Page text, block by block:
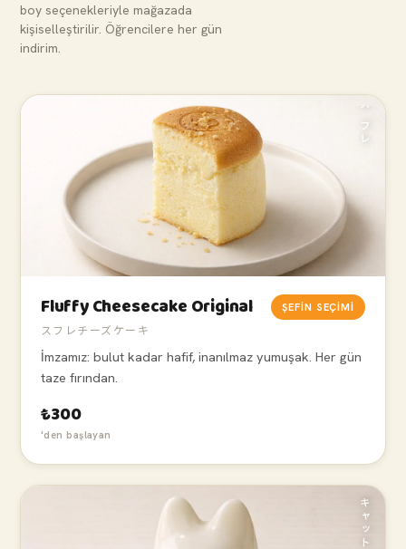
boy seçenekleriyle mağazada
kişiselleştirilir. Öğrencilere her gün
indirim.
スフレ
Fluffy Cheesecake Original ŞEFIN SEÇIMI
スフレチーズケーキ
İmzamız: bulut kadar hafif, inanılmaz yumuşak. Her gün
taze fırından.
₺300
'den başlayan
キャット